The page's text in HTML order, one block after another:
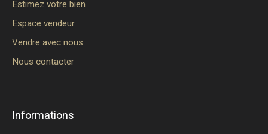
Estimez votre bien
Espace vendeur
Vendre avec nous
Nous contacter
Informations